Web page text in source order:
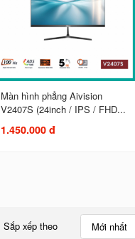
Màn hình phẳng Aivision
V2407S (24inch / IPS / FHD...
1.450.000 đ
Sắp xếp theo Mới nhất